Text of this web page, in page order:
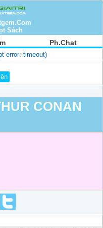
Sách
Ph.Chat
error: timeout)
CONAN